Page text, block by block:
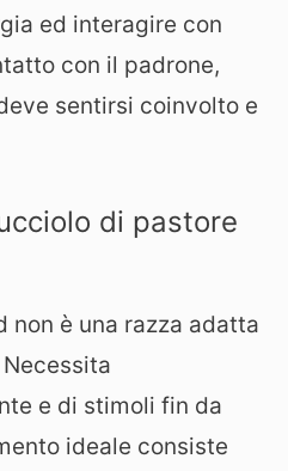
ed interagire con
con il padrone,
sentirsi coinvolto e
di pastore
non è una razza adatta
e di stimoli fin da
ideale consiste